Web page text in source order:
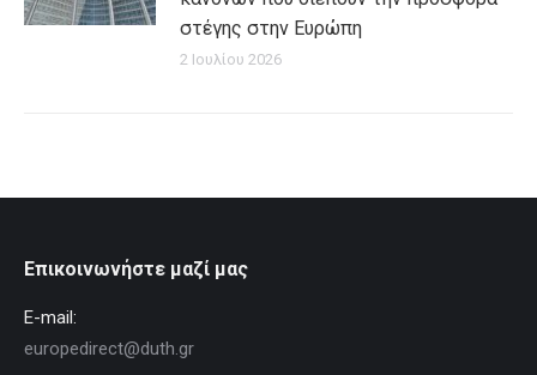
στέγης στην Ευρώπη
2 Ιουλίου 2026
Επικοινωνήστε μαζί μας
E-mail:
europedirect@duth.gr